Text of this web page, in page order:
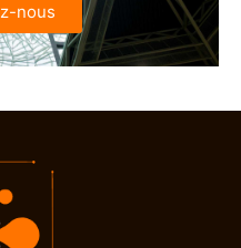
nous